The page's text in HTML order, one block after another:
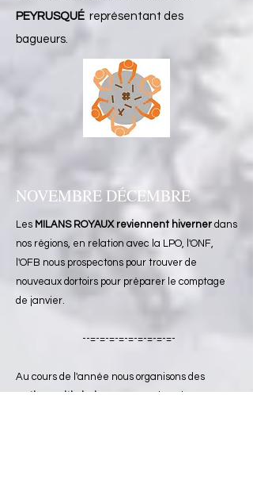
PEYRUSQUÉ représentant des
bagueurs.​​
NOVEMBRE DÉCEMBRE
​​​Les MILANS ROYAUX reviennent hiverner dans
nos régions, en relation avec la LPO, l'ONF,
l'OFB nous prospectons pour trouver de
nouveaux dortoirs pour préparer le comptage
de janvier.
--=-=-=-=-=-=-=-=-=-
Au cours de l'année nous organisons des